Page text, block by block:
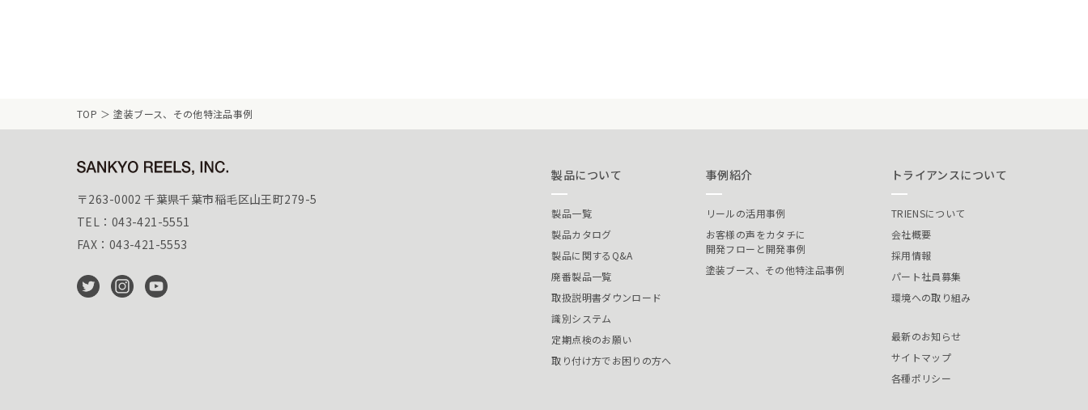
TOP 塗装ブース、その他特注品事例
〒263-0002 千葉県千葉市稲毛区山王町279-5
TEL：043-421-5551
FAX：043-421-5553
製品について
製品一覧
製品カタログ
製品に関するQ&A
廃番製品一覧
取扱説明書ダウンロード
識別システム
定期点検のお願い
取り付け方でお困りの方へ
事例紹介
リールの活用事例
お客様の声をカタチに
開発フローと開発事例
塗装ブース、その他特注品事例
トライアンスについて
TRIENSについて
会社概要
採用情報
パート社員募集
環境への取り組み
最新のお知らせ
サイトマップ
各種ポリシー